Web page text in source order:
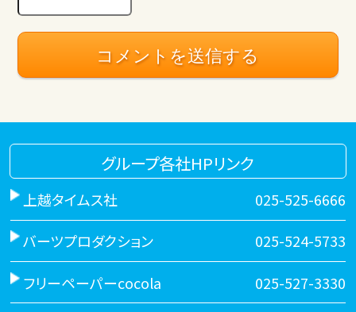
グループ各社HPリンク
上越タイムス社 025-525-6666
バーツプロダクション 025-524-5733
フリーペーパーcocola 025-527-3330